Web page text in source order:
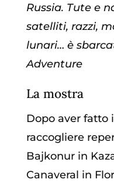
Russia. Tute e
satelliti, razzi,
lunari… è
Adventure
La mostra
Dopo aver fatto
raccogliere
Bajkonur in
Canaveral in